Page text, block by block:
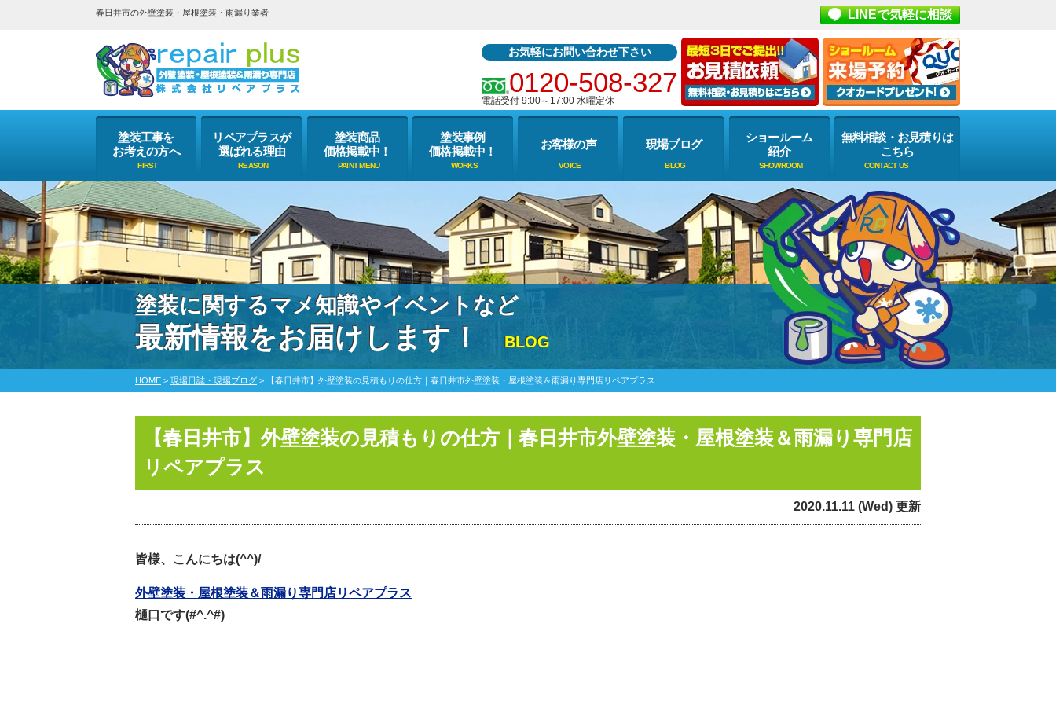
春日井市の外壁塗装・屋根塗装・雨漏り業者 LINEで気軽に相談
お気軽にお問い合わせ下さい
0120-508-327
電話受付 9:00～17:00 水曜定休
塗装工事を
お考えの方へ
リペアプラスが
選ばれる理由
塗装商品
価格掲載中！
塗装事例
価格掲載中！
お客様の声 現場ブログ
ショールーム
紹介
無料相談・お見積りは
こちら
塗装に関するマメ知識やイベントなど
最新情報をお届けします！ BLOG
HOME > 現場日誌・現場ブログ > 【春日井市】外壁塗装の見積もりの仕方｜春日井市外壁塗装・屋根塗装＆雨漏り専門店リペアプラス
【春日井市】外壁塗装の見積もりの仕方｜春日井市外壁塗装・屋根塗装＆雨漏り専門店
リペアプラス
2020.11.11 (Wed) 更新
皆様、こんにちは(^^)/
外壁塗装・屋根塗装＆雨漏り専門店リペアプラス
樋口です(#^.^#)